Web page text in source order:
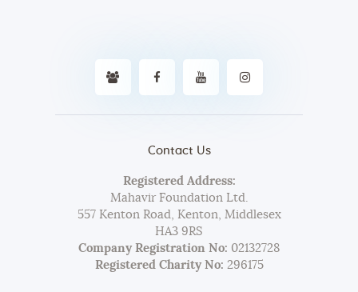
Contact Us
Registered Address:
Mahavir Foundation Ltd.
557 Kenton Road, Kenton, Middlesex
HA3 9RS
Company Registration No: 02132728
Registered Charity No: 296175